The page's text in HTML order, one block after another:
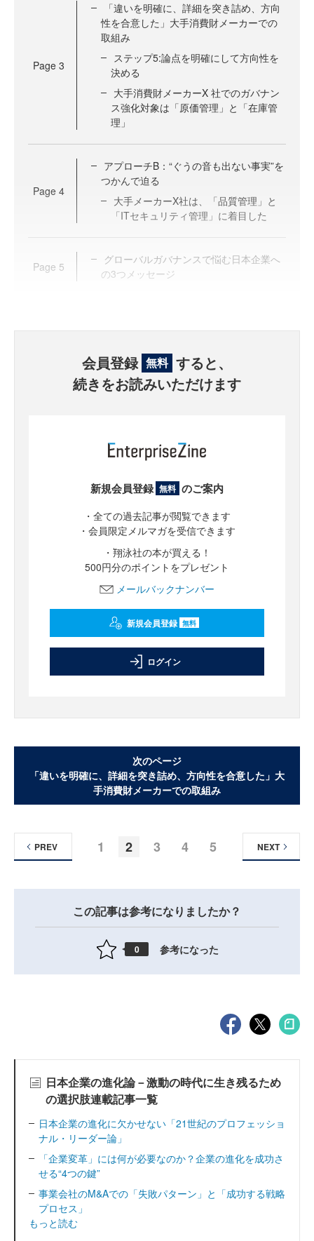
Page 3
「違いを明確に、詳細を突き詰め、方向
性を合意した」大手消費財メーカーでの
取組み
ステップ5:論点を明確にして方向性を
決める
大手消費財メーカーX 社でのガバナン
ス強化対象は「原価管理」と「在庫管
理」
Page 4
アプローチB：“ぐうの音も出ない事実”を
つかんで迫る
大手メーカーX社は、「品質管理」と
「ITセキュリティ管理」に着目した
Page 5
グローバルガバナンスで悩む日本企業へ
の3つメッセージ
会員登録 無料 すると、
続きをお読みいただけます
新規会員登録 無料 のご案内
・全ての過去記事が閲覧できます
・会員限定メルマガを受信できます
・翔泳社の本が買える！
500円分のポイントをプレゼント
メールバックナンバー
新規会員登録 無料
ログイン
次のページ
「違いを明確に、詳細を突き詰め、方向性を合意した」大
手消費財メーカーでの取組み
1 2 3 4 5
PREV NEXT
この記事は参考になりましたか？
0 参考になった
日本企業の進化論－激動の時代に生き残るため
の選択肢連載記事一覧
日本企業の進化に欠かせない「21世紀のプロフェッショ
ナル・リーダー論」
「企業変革」には何が必要なのか？企業の進化を成功さ
せる“4つの鍵”
事業会社のM&Aでの「失敗パターン」と「成功する戦略
プロセス」
もっと読む